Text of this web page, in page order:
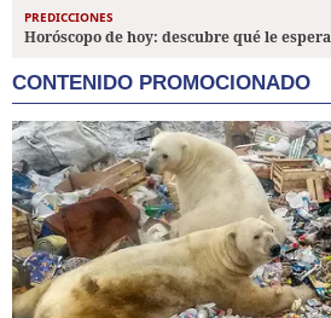
PREDICCIONES
Horóscopo de hoy: descubre qué le
CONTENIDO PROMOCIONADO